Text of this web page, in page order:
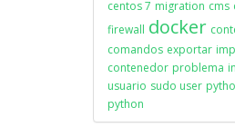
centos 7 migration cms
firewall docker
comandos exportar
contenedor problema
usuario sudo user
python